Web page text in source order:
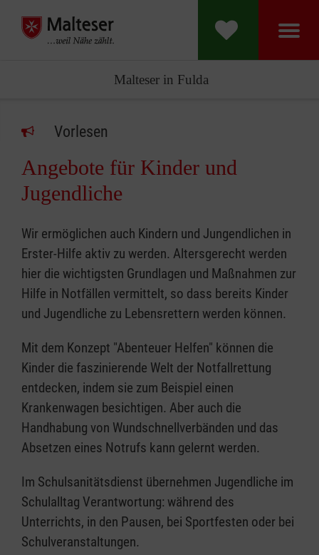
Malteser in Fulda
Vorlesen
Angebote für Kinder und
Jugendliche
Wir ermöglichen auch Kindern und Jungendlichen in
Erster-Hilfe aktiv zu werden. Altersgerecht werden
hier die wichtigsten Grundlagen und Maßnahmen zur
Hilfe in Notfällen vermittelt, so dass bereits Kinder
und Jugendliche zu Lebensrettern werden können.
Mit dem Konzept "Abenteuer Helfen" können die
Kinder die faszinierende Welt der Notfallrettung
entdecken, indem sie zum Beispiel einen
Krankenwagen besichtigen. Aber auch die
Handhabung von Wundschnellverbänden und das
Absetzen eines Notrufs kann gelernt werden.
Im Schulsanitätsdienst übernehmen Jugendliche im
Schulalltag Verantwortung: während des
Unterrichts, in den Pausen, bei Sportfesten oder bei
Schulveranstaltungen.